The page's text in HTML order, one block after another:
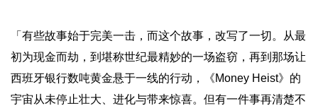
「有些故事始于完美一击，而这个故事，改写了一切。从最
初为现金而劫，到堪称世纪最精妙的一场盗窃，再到那场让
西班牙银行数吨黄金悬于一线的行动，《Money Heist》的
宇宙从未停止壮大、进化与带来惊喜。但有一件事再清楚不